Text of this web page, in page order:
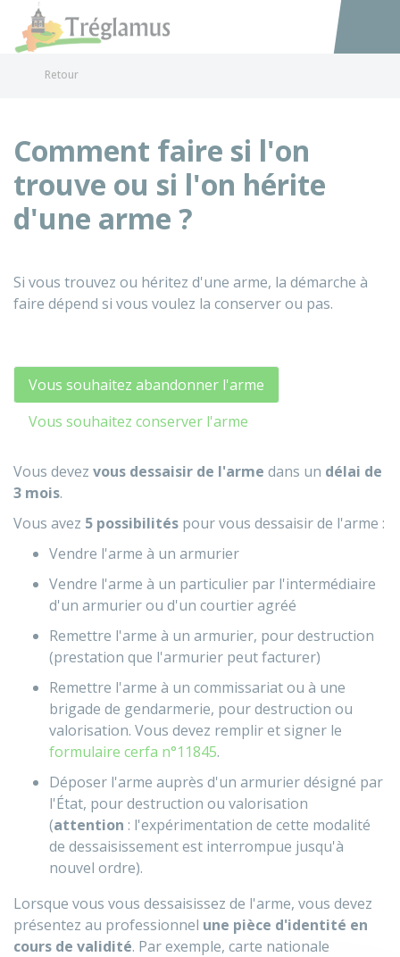
Accéder
Retour
Comment faire si l'on
trouve ou si l'on hérite
d'une arme ?
Si vous trouvez ou héritez d'une arme, la démarche à
faire dépend si vous voulez la conserver ou pas.
Vous souhaitez abandonner l'arme
Vous souhaitez conserver l'arme
Vous devez vous dessaisir de l'arme dans un délai de
3 mois.
Vous avez 5 possibilités pour vous dessaisir de l'arme :
Vendre l'arme à un armurier
Vendre l'arme à un particulier par l'intermédiaire
d'un armurier ou d'un courtier agréé
Remettre l'arme à un armurier, pour destruction
(prestation que l'armurier peut facturer)
Remettre l'arme à un commissariat ou à une
brigade de gendarmerie, pour destruction ou
valorisation. Vous devez remplir et signer le
formulaire cerfa n°11845.
Déposer l'arme auprès d'un armurier désigné par
l'État, pour destruction ou valorisation
(attention : l'expérimentation de cette modalité
de dessaisissement est interrompue jusqu'à
nouvel ordre).
Lorsque vous vous dessaisissez de l'arme, vous devez
présentez au professionnel une pièce d'identité en
cours de validité. Par exemple, carte nationale